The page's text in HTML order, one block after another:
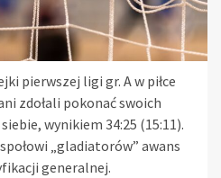
pierwszej ligi gr. A w piłce
zdołali pokonać swoich
wynikiem 34:25 (15:11).
„gladiatorów” awans
generalnej.